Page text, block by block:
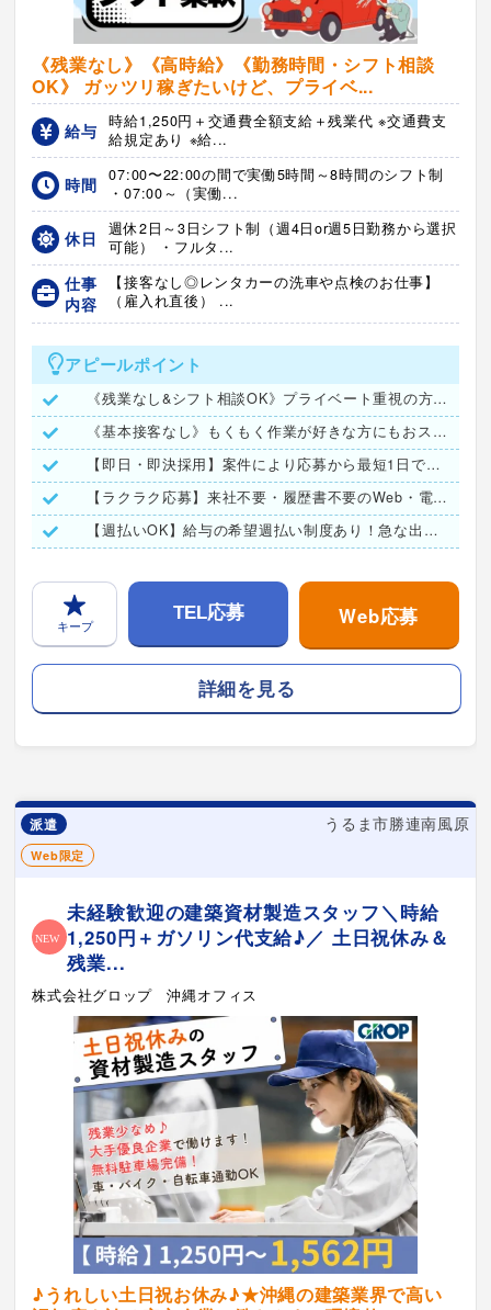
《残業なし》《高時給》《勤務時間・シフト相談
OK》 ガッツリ稼ぎたいけど、プライベ...
給与
時給1,250円＋交通費全額支給＋残業代 ※交通費支
給規定あり ※給...
時間
07:00〜22:00の間で実働5時間～8時間のシフト制
・07:00～（実働...
休日
週休2日～3日シフト制（週4日or週5日勤務から選択
可能） ・フルタ...
仕事
内容
【接客なし◎レンタカーの洗車や点検のお仕事】
（雇入れ直後） ...
アピールポイント
《残業なし&シフト相談OK》プライベート重視の方にピッタリ☆
《基本接客なし》もくもく作業が好きな方にもおススメ★
【即日・即決採用】案件により応募から最短1日で結果をご連絡◎
【ラクラク応募】来社不要・履歴書不要のWeb・電話面接実施！
【週払いOK】給与の希望週払い制度あり！急な出費も安心★
キープ
TEL応募 Web応募
詳細を見る
派遣 うるま市勝連南風原
Web限定
未経験歓迎の建築資材製造スタッフ＼時給
1,250円＋ガソリン代支給♪／ 土日祝休み＆
残業...
株式会社グロップ 沖縄オフィス
♪うれしい土日祝お休み♪★沖縄の建築業界で高い